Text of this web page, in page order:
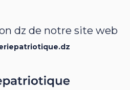
dz de notre site web